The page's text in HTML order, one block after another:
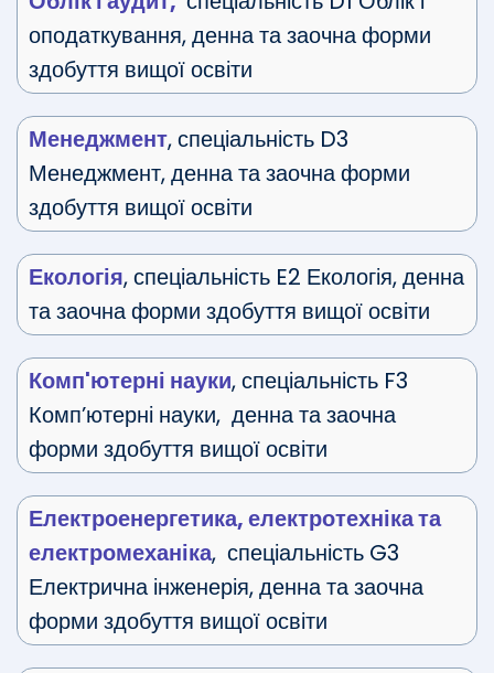
оподаткування, денна та заочна форми
здобуття вищої освіти
Менеджмент, спеціальність D3
Менеджмент, денна та заочна форми
здобуття вищої освіти
Екологія, спеціальність E2 Екологія, денна
та заочна форми здобуття вищої освіти
Комп'ютерні науки, спеціальність F3
Комп’ютерні науки, денна та заочна
форми здобуття вищої освіти
Електроенергетика, електротехніка та
електромеханіка, спеціальність G3
Електрична інженерія, денна та заочна
форми здобуття вищої освіти